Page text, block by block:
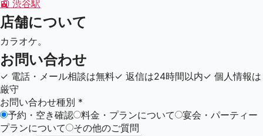
🚉 渋谷駅
店舗について
カラオケ。
お問い合わせ
✓ 電話・メール相談は無料✓ 返信は24時間以内✓ 個人情報は
厳守
お問い合わせ種別 *
予約・空き確認
料金・プランについて
宴会・パーティー
プランについて
その他のご質問